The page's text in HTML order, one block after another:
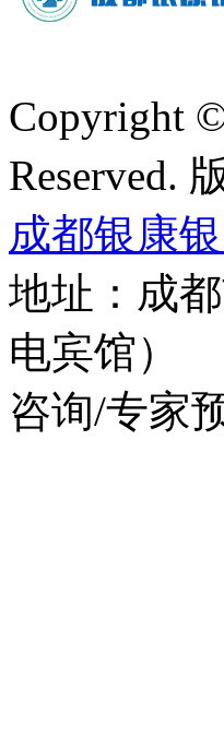
Copyright
Reserved.
成都银康
地址：成
电宾馆）
咨询/专家